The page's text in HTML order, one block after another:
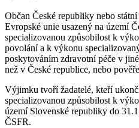
Občan České republiky nebo
Evropské unie usazený na území
specializovanou způsobilost k
povolání a k výkonu
poskytováním zdravotní péče v
než v České republice, nebo
Výjimku tvoří žadatelé, kteří
specializovanou způsobilost k
území Slovenské republiky do
ČSFR.